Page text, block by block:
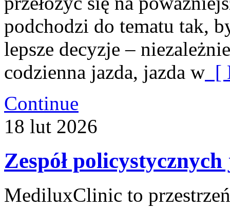
podchodzi do tematu tak,
lepsze decyzje –
codzienna jazda, jazda w [
Continue
18 lut 2026
Zespół
MediluxClinic to